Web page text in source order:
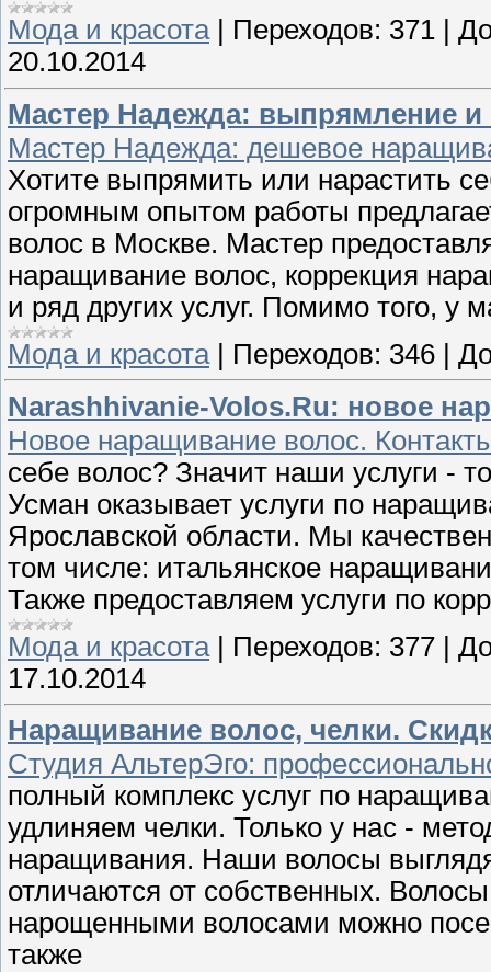
Мода и красота| Переходов: 371
20.10.2014
Мастер Надежда: выпрямление и
Мастер Надежда: дешевое
Хотите выпрямить или нарастить
огромным опытом работы
волос в Москве. Мастер
наращивание волос, коррекция
и ряд других услуг. Помимо того, у
Мода и красота| Переходов: 346
Narashhivanie-Volos.Ru: новое
Новое наращивание волос.
себе волос? Значит наши услуги -
Усман оказывает услуги по
Ярославской области. Мы
том числе: итальянское
Также предоставляем услуги по
Мода и красота| Переходов: 377 |
17.10.2014
Наращивание волос, челки.
Студия АльтерЭго:
полный комплекс услуг по
удлиняем челки. Только у нас -
наращивания. Наши волосы
отличаются от собственных.
нарощенными волосами можно
также